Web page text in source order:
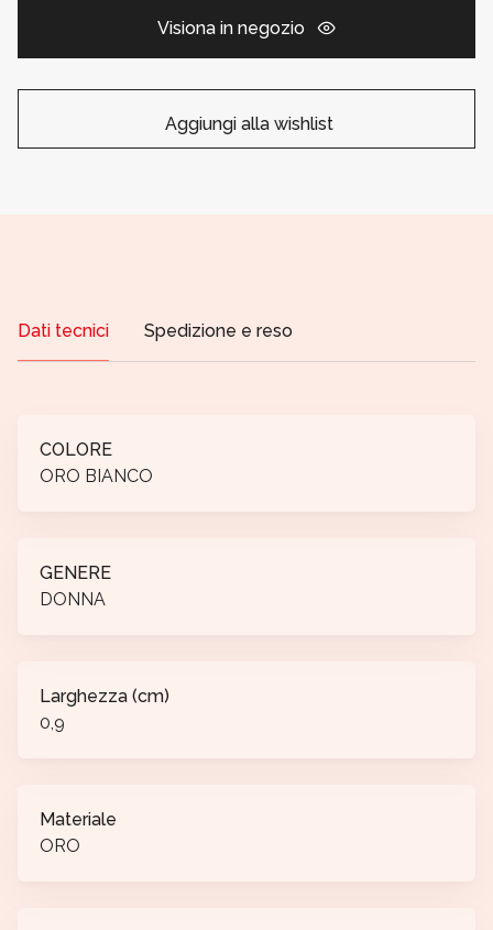
Visiona in negozio
Aggiungi alla wishlist
Dati tecnici Spedizione e reso
COLORE
ORO BIANCO
GENERE
DONNA
Larghezza (cm)
0,9
Materiale
ORO